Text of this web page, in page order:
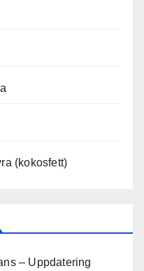
(kokosfett)
– Uppdatering